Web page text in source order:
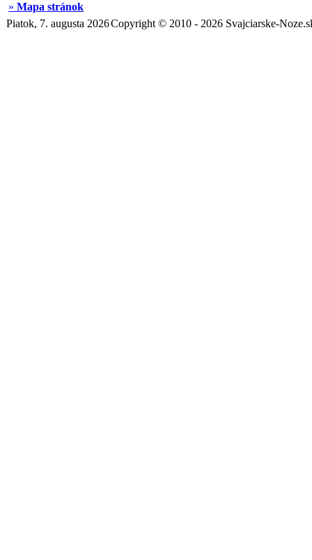
» Mapa stránok
Piatok, 7. augusta 2026Copyright © 2010 - 2026 Svajciarske-